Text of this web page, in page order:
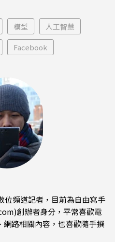
模型 人工智慧
Facebook
頻道記者，目前為自由寫手
創辦者身分，平常喜歡電
路相關內容，也喜歡隨手撰